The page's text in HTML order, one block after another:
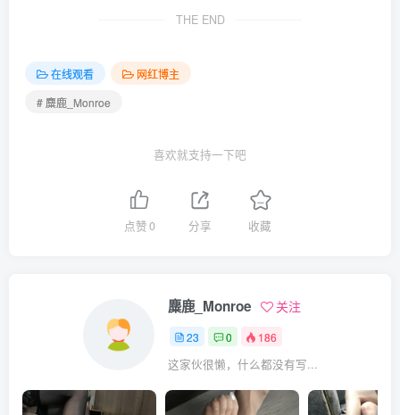
THE END
在线观看
网红博主
# 麋鹿_Monroe
喜欢就支持一下吧
点赞0 分享 收藏
麋鹿_Monroe 关注
23 0 186
这家伙很懒，什么都没有写...